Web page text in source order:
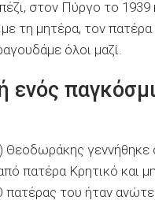
στον Πύργο το 1939
τη μητέρα, τον πατέρα
όλοι μαζί.
ενός
γεννήθηκε
πατέρα Κρητικό και
πατέρας του ήταν